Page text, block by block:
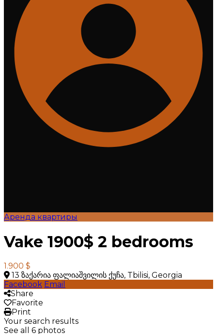
Аренда квартиры
Vake 1900$ 2 bedrooms
1.900 $
13 ზაქარია ფალიაშვილის ქუჩა, Tbilisi, Georgia
Facebook Email
Share
Favorite
Print
Your search results
See all 6 photos